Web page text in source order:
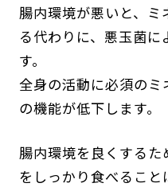
腸内環境が悪いと、
る代わりに、悪玉菌に
す。
全身の活動に必須の
の機能が低下します。
腸内環境を良くする
をしっかり食べること